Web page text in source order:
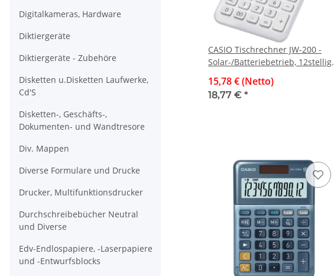
CASIO Tischrechner JW-200 -
Solar-/Batteriebetrieb, 12stellig,
15,78 € (Netto)
18,77 € *
Digitalkameras, Hardware
Diktiergeräte
Diktiergeräte - Zubehöre
Disketten u.Disketten Laufwerke,
Cd'S
Disketten-, Geschäfts-,
Dokumenten- und Wandtresore
Div. Mappen
Diverse Formulare und Drucke
Drucker, Multifunktionsdrucker
Durchschreibebücher Neutral
und Diverse
Edv-Endlospapiere, -Laserpapiere
und -Entwurfsblocks